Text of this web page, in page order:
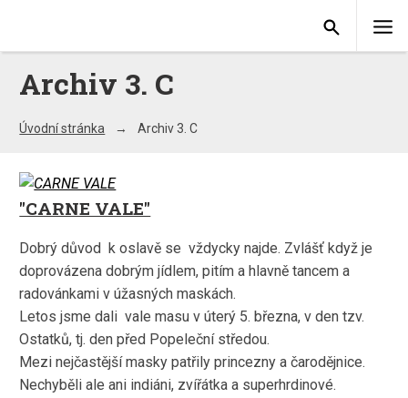
Archiv 3. C
Úvodní stránka Archiv 3. C
"CARNE VALE"
Dobrý důvod k oslavě se vždycky najde. Zvlášť když je
doprovázena dobrým jídlem, pitím a hlavně tancem a
radovánkami v úžasných maskách.
Letos jsme dali vale masu v úterý 5. března, v den tzv.
Ostatků, tj. den před Popeleční středou.
Mezi nejčastější masky patřily princezny a čarodějnice.
Nechyběli ale ani indiáni, zvířátka a superhrdinové.